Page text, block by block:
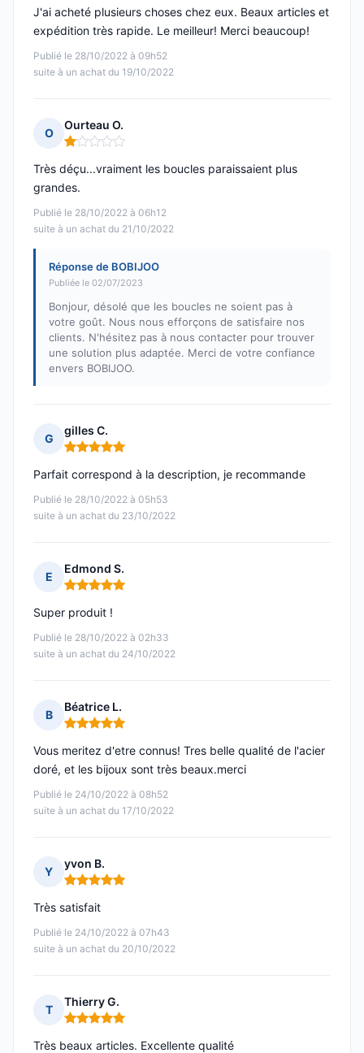
Publié le 28/10/2022 à 09h52
suite à un achat du 19/10/2022
J'ai acheté plusieurs choses chez eux. Beaux articles et
expédition très rapide. Le meilleur! Merci beaucoup!
O
Ourteau O.
Note : 1 sur 5
Publié le 28/10/2022 à 06h12
suite à un achat du 21/10/2022
Très déçu...vraiment les boucles paraissaient plus
grandes.
Réponse de BOBIJOO
Publiée le 02/07/2023
Bonjour, désolé que les boucles ne soient pas à
votre goût. Nous nous efforçons de satisfaire nos
clients. N'hésitez pas à nous contacter pour trouver
une solution plus adaptée. Merci de votre confiance
envers BOBIJOO.
G
gilles C.
Note : 5 sur 5
Publié le 28/10/2022 à 05h53
suite à un achat du 23/10/2022
Parfait correspond à la description, je recommande
E
Edmond S.
Note : 5 sur 5
Publié le 28/10/2022 à 02h33
suite à un achat du 24/10/2022
Super produit !
B
Béatrice L.
Note : 5 sur 5
Publié le 24/10/2022 à 08h52
suite à un achat du 17/10/2022
Vous meritez d'etre connus! Tres belle qualité de l'acier
doré, et les bijoux sont très beaux.merci
Y
yvon B.
Note : 5 sur 5
Publié le 24/10/2022 à 07h43
suite à un achat du 20/10/2022
Très satisfait
T
Thierry G.
Note : 5 sur 5
Très beaux articles. Excellente qualité